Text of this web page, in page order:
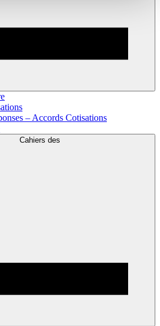
– Accords Cotisations
Cahiers des